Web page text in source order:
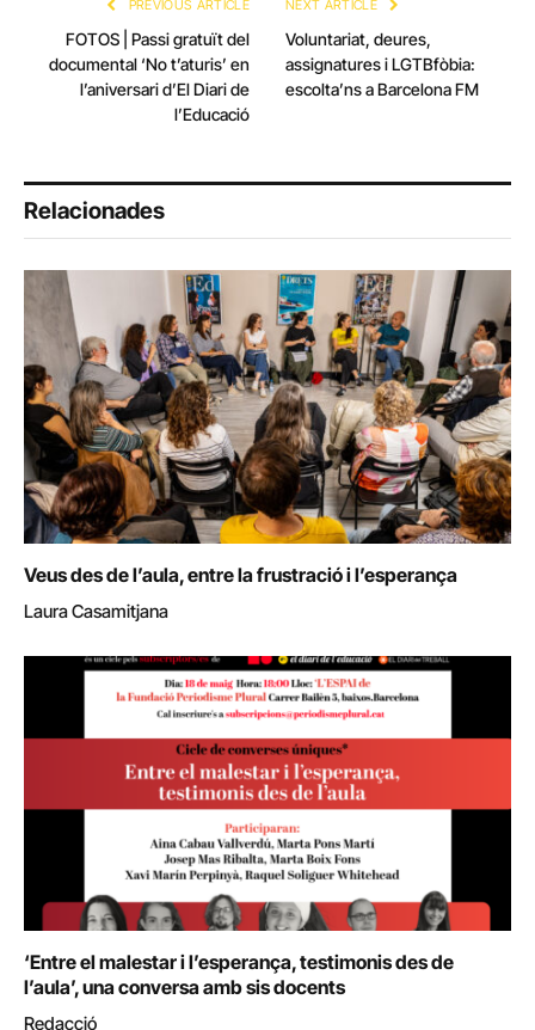
PREVIOUS ARTICLE
FOTOS | Passi gratuït del
documental ‘No t’aturis’ en
l’aniversari d’El Diari de
l’Educació
NEXT ARTICLE
Voluntariat, deures,
assignatures i LGTBfòbia:
escolta’ns a Barcelona FM
Relacionades
Veus des de l’aula, entre la frustració i l’esperança
Laura Casamitjana
‘Entre el malestar i l’esperança, testimonis des de
l’aula’, una conversa amb sis docents
Redacció